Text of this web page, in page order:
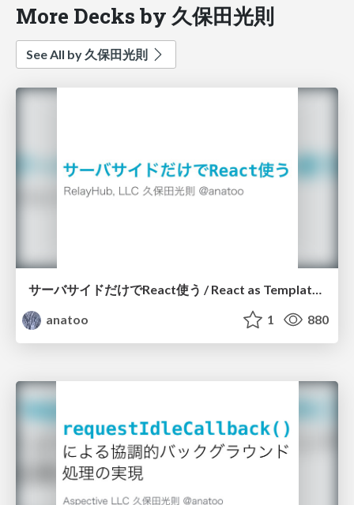
More Decks by 久保田光則
See All by 久保田光則
サーバサイドだけでReact使う / React as Template Engine
anatoo
1 880